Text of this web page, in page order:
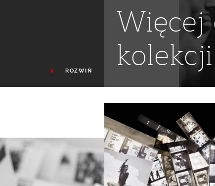
ROZWIŃ
Więcej
kolekcji